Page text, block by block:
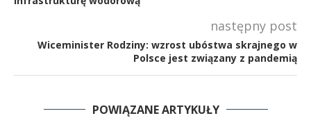
następny post
Wiceminister Rodziny: wzrost ubóstwa skrajnego w
Polsce jest związany z pandemią
POWIĄZANE ARTYKUŁY